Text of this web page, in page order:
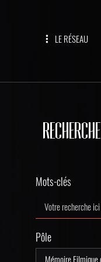
LE RÉSEAU
RECHERCHE
Mots-clés
Pôle